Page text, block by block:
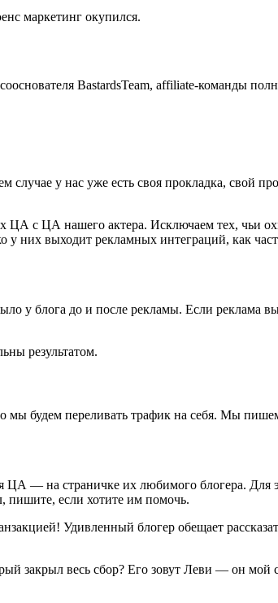
маркетинг окупился.
BastardsTeam, affiliate-команды
у нас уже есть своя прокладка, свой
ЦА с ЦА нашего актера. Исключаем тех, чьи
у них выходит рекламных интеграций, как
у блога до и после рекламы. Если реклама
результатом.
мы будем переливать трафик на себя. Мы
— на страничке их любимого блогера. Для
пишите, если хотите им помочь.
Удивленный блогер обещает
закрыл весь сбор? Его зовут Леви — он